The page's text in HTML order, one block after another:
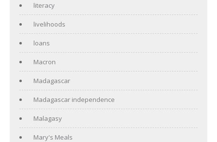
literacy
livelihoods
loans
Macron
Madagascar
Madagascar independence
Malagasy
Mary's Meals